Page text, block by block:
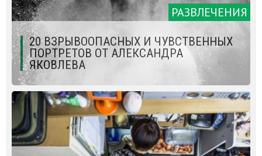
РАЗВЛЕЧЕНИЯ
20 ВЗРЫВООПАСНЫХ И ЧУВСТВЕННЫХ
ПОРТРЕТОВ ОТ АЛЕКСАНДРА
ЯКОВЛЕВА